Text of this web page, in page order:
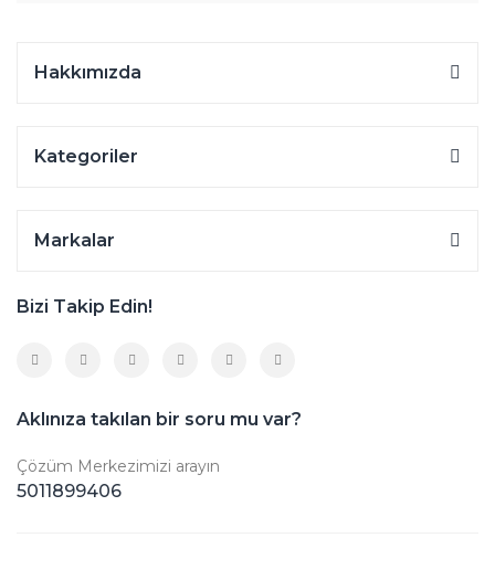
Hakkımızda
Kategoriler
Markalar
Bizi Takip Edin!
Aklınıza takılan bir soru mu var?
Çözüm Merkezimizi arayın
5011899406